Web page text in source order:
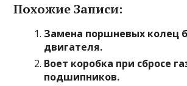
Похожие Записи:
Замена поршневых колец
двигателя.
Воет коробка при сбросе
подшипников.